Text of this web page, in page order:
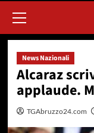
principale
News Nazionali
Alcaraz
applaude.
TGAbruzzo24.com